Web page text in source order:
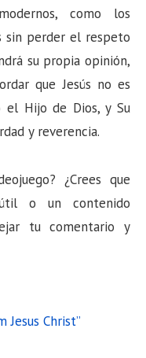
como los
sin perder el respeto
su propia opinión,
que Jesús no es
el Hijo de Dios, y Su
y reverencia.
¿Crees que
o un contenido
tu comentario y
Jesus Christ”